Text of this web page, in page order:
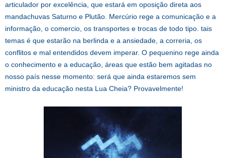
articulador por excelência, que estará em oposição direta aos
mandachuvas Saturno e Plutão. Mercúrio rege a comunicação e a
informação, o comercio, os transportes e trocas de todo tipo. tais
temas é que estarão na berlinda e a ansiedade, a correria, os
conflitos e mal entendidos devem imperar. O pequenino rege ainda
o conhecimento e a educação, áreas que estão bem agitadas no
nosso país nesse momento: será que ainda estaremos sem
ministro da educação nesta Lua Cheia? Provavelmente!